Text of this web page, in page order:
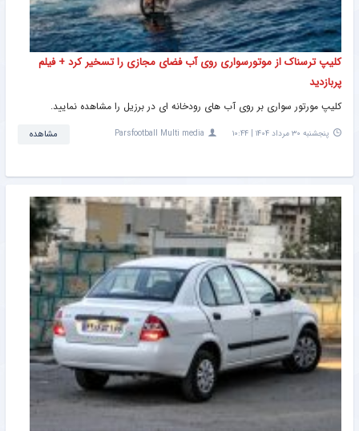
کلیپ ترسناک از موتورسواری روی آب فضای مجازی را تسخیر کرد + فیلم
پربازدید
کلیپ مورتور سواری بر روی آب های رودخانه ای در برزیل را مشاهده نمایید.
پنجشنبه ۳۰ مرداد ۱۴۰۴ | ۱۰:۴۴ Parsfootball Multi media مشاهده